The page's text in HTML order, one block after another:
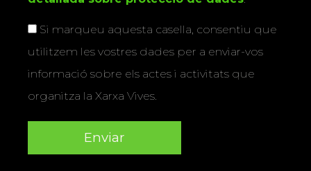
Si marqueu aquesta casella, consentiu que
utilitzem les vostres dades per a enviar-vos
informació sobre els actes i activitats que
organitza la Xarxa Vives.